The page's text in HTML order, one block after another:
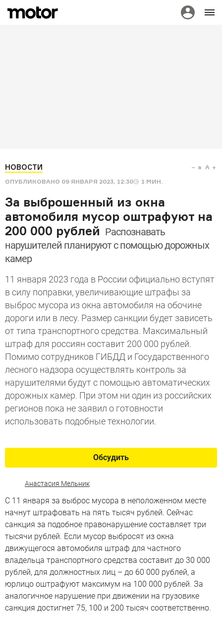
НОВОСТИ
ОПУБЛИКОВАНО 09 ЯНВАРЯ 2023, 12:30 1 МИН.
a A
За выброшенный из окна
автомобиля мусор оштрафуют на
200 000 рублей Распознавать
нарушителей планируют с помощью дорожных
камер
11 января 2023 года в России официально вступят
в силу поправки, увеличивающие штрафы за
выброс мусора из окна автомобиля на обочине
дороги или в лесу. Размер санкции будет зависеть
от типа транспортного средства. Максимальный
штраф для россиян составит 200 000 рублей.
Помимо сотрудников ГИБДД и Государственного
лесного надзора осуществлять контроль за
нарушителями будут с помощью автоматических
дорожных камер. При этом ни один из российских
регионов пока не заявил о готовности
использовать подобные технологии.
Обсудить
Анастасия Мельник
С 11 января за выброс мусора в неположенном месте
начнут штрафовать на пять тысяч рублей. Сейчас
санкция за подобное правонарушение составляет три
тысячи рублей. Если мусор выбросят из окна
движущегося автомобиля штраф для частного
владельца транспортного средства составит до 30 000
рублей, для должностных лиц – до 60 000 рублей, а
юрлицо оштрафуют максимум на 100 000 рублей. За
аналогичное нарушение при движении на грузовике
санкция достигнет 75, 100 и 200 тысяч соответственно.